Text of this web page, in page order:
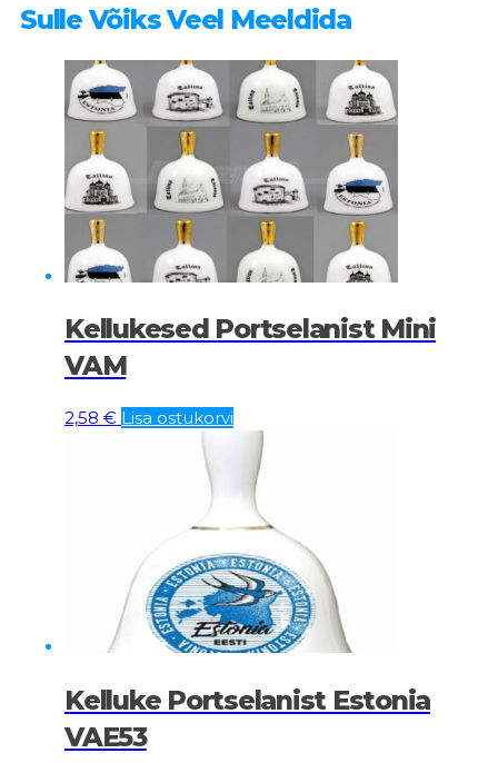
Sulle Võiks Veel Meeldida
Kellukesed Portselanist Mini
VAM
2,58 € Lisa ostukorvi
Kelluke Portselanist Estonia
VAE53